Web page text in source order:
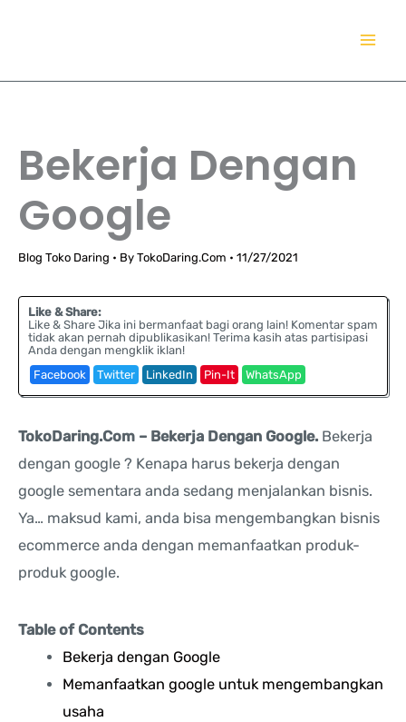
Bekerja Dengan
Google
Blog Toko Daring • By TokoDaring.Com • 11/27/2021
Like & Share:
Like & Share Jika ini bermanfaat bagi orang lain! Komentar spam
tidak akan pernah dipublikasikan! Terima kasih atas partisipasi
Anda dengan mengklik iklan!
Facebook
Twitter LinkedIn Pin-It WhatsApp
TokoDaring.Com – Bekerja Dengan Google. Bekerja
dengan google ? Kenapa harus bekerja dengan
google sementara anda sedang menjalankan bisnis.
Ya… maksud kami, anda bisa mengembangkan bisnis
ecommerce anda dengan memanfaatkan produk-
produk google.
Table of Contents
Bekerja dengan Google
Memanfaatkan google untuk mengembangkan
usaha